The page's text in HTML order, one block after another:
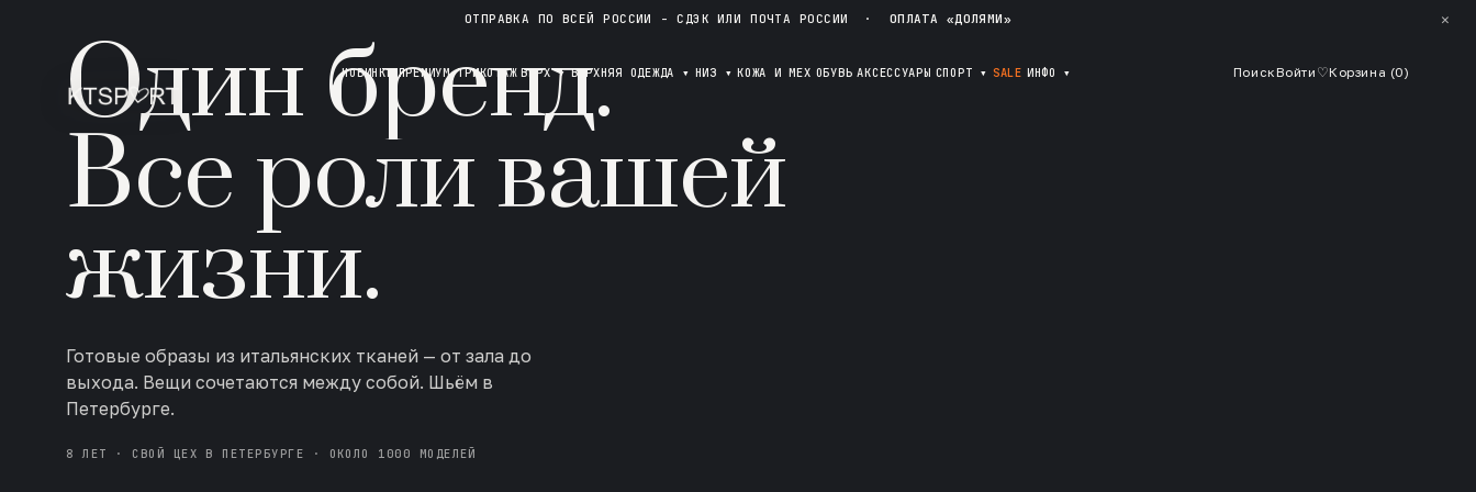
ОТПРАВКА ПО ВСЕЙ РОССИИ - СДЭК ИЛИ ПОЧТА РОССИИ · ОПЛАТА «ДОЛЯМИ» ✕
НОВИНКИ ПРЕМИУМ ТРИКОТАЖ ВЕРХ▾ ВЕРХНЯЯ ОДЕЖДА ▾ НИЗ ▾ КОЖА И МЕХ ОБУВЬ АКСЕССУАРЫ СПОРТ ▾ SALE ИНФО ▾ ПоискВойти ♡Корзина (0)
Один бренд.
Все роли вашей
жизни.
Готовые образы из итальянских тканей — от зала до
выхода. Вещи сочетаются между собой. Шьём в
Петербурге.
8 ЛЕТ · СВОЙ ЦЕХ В ПЕТЕРБУРГЕ · ОКОЛО 1000 МОДЕЛЕЙ